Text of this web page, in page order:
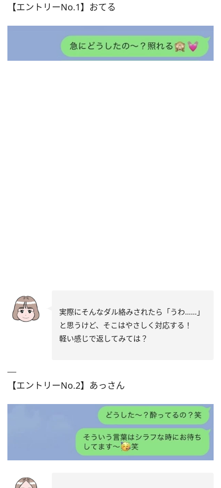
【エントリーNo.1】おてる
実際にそんなダル絡みされたら「うわ……」
と思うけど、そこはやさしく対応する！
軽い感じで返してみては？
【エントリーNo.2】あっさん